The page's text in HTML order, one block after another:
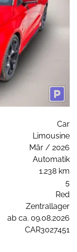
Car
Limousine
Mär / 2026
Automatik
1.238 km
5
Red
Zentrallager
ab ca. 09.08.2026
CAR3027451